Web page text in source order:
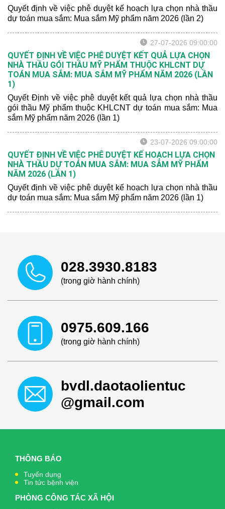
Quyết định về việc phê duyệt kế hoạch lựa chọn nhà thầu
dự toán mua sắm: Mua sắm Mỹ phẩm năm 2026 (lần 2)
27-07-2026 09:00:00
QUYẾT ĐỊNH VỀ VIỆC PHÊ DUYỆT KẾT QUẢ LỰA CHỌN
NHÀ THẦU GÓI THẦU MỸ PHẨM THUỘC KHLCNT DỰ
TOÁN MUA SẮM: MUA SẮM MỸ PHẨM NĂM 2026 (LẦN
1)
Quyết Định về việc phê duyệt kết quả lựa chọn nhà thầu
gói thầu Mỹ phẩm thuộc KHLCNT dự toán mua sắm: Mua
sắm Mỹ phẩm năm 2026 (lần 1)
23-07-2026 09:00:00
QUYẾT ĐỊNH VỀ VIỆC PHÊ DUYỆT KẾ HOẠCH LỰA CHỌN
NHÀ THẦU DỰ TOÁN MUA SẮM: MUA SẮM MỸ PHẨM
NĂM 2026 (LẦN 1)
Quyết định về việc phê duyệt kế hoạch lựa chọn nhà thầu
dự toán mua sắm: Mua sắm Mỹ phẩm năm 2026 (lần 1)
028.3930.8183
(trong giờ hành chính)
0975.609.166
(trong giờ hành chính)
bvdl.daotaolientuc
@gmail.com
THÔNG BÁO
Tuyển dụng
Tin tức bệnh viện
PHÒNG CÔNG TÁC XÃ HỘI